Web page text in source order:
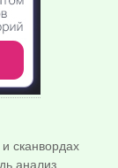
сканвордах
анализ